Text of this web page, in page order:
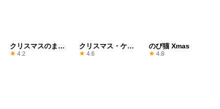
クリスマスのまち
がいさがし
4.2
クリスマス・ケー
ク・ガールズ
4.6
のび猫 Xmas
4.8